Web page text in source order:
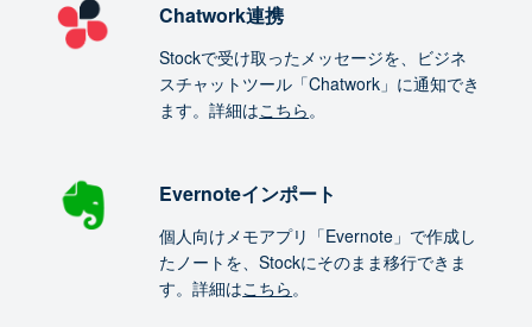
Chatwork連携
Stockで受け取ったメッセージを、ビジネ
スチャットツール「Chatwork」に通知でき
ます。詳細はこちら。
Evernoteインポート
個人向けメモアプリ「Evernote」で作成し
たノートを、Stockにそのまま移行できま
す。詳細はこちら。